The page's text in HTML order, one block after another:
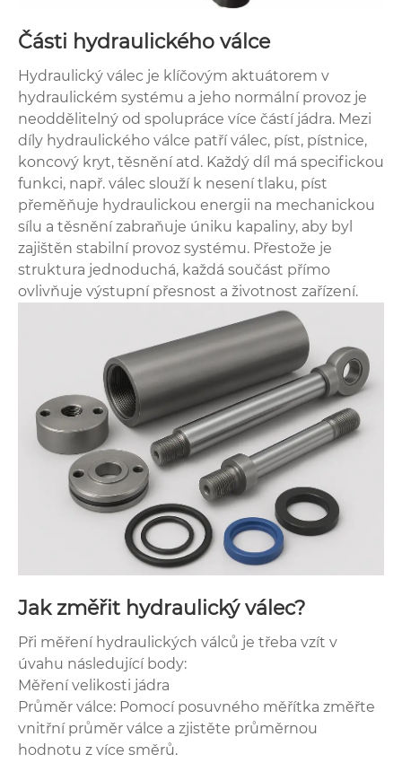
Části hydraulického válce
Hydraulický válec je klíčovým aktuátorem v
hydraulickém systému a jeho normální provoz je
neoddělitelný od spolupráce více částí jádra. Mezi
díly hydraulického válce patří válec, píst, pístnice,
koncový kryt, těsnění atd. Každý díl má specifickou
funkci, např. válec slouží k nesení tlaku, píst
přeměňuje hydraulickou energii na mechanickou
sílu a těsnění zabraňuje úniku kapaliny, aby byl
zajištěn stabilní provoz systému. Přestože je
struktura jednoduchá, každá součást přímo
ovlivňuje výstupní přesnost a životnost zařízení.
Jak změřit hydraulický válec?
Při měření hydraulických válců je třeba vzít v
úvahu následující body:
Měření velikosti jádra
Průměr válce: Pomocí posuvného měřítka změřte
vnitřní průměr válce a zjistěte průměrnou
hodnotu z více směrů.